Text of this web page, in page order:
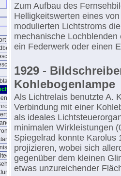
I
2
Zum Aufbau des
Helligkeitswerten eines
modulierten Lichtstroms
mechanische
ein Federwerk oder einen
1929 -
Kohlebogenlampe
Als Lichtrelais benutzte A.
Verbindung mit einer
als ideales
minimalen Wirkleistungen
Spiegelrad konnte Karolus
projizieren, wobei sich
gegenüber dem kleinen
etwas unzureichender